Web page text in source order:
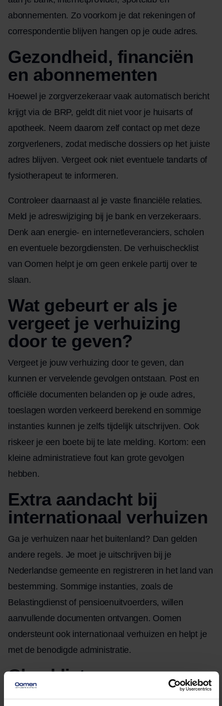
abonnementen. Zo voorkom je dat rekeningen of
correspondentie blijven hangen op je oude adres.
Gezondheid, financiën
en abonnementen
Hoewel je zorgverzekeraar vaak automatisch bericht
krijgt via de BRP, geldt dit niet voor je huisarts of
apotheek. Neem daarom zelf contact op met deze
zorgverleners, zodat medische dossiers op het juiste
adres blijven. Vergeet ook niet eventuele tandarts of
fysiotherapeut te informeren.
Controleer daarnaast al je vaste financiële relaties.
Meld je adreswijziging bij je bank en verzekeraars.
Denk aan energie- en internetleveranciers, scholen
en eventuele bezorgdiensten. De verhuischecklist
van Oomen helpt je om geen enkele partij over te
slaan.
Wat gebeurt er als je
vergeet je verhuizing
door te geven?
Vergeet je jouw verhuizing door te geven, dan
kunnen er vervelende gevolgen ontstaan. Post en
officiële documenten belanden op je oude adres,
toeslagen worden verkeerd berekend en sommige
instanties kunnen je zelfs tijdelijk uitschrijven. Ook
riskeer je een boete bij te late melding. Kortom: een
kleine administratieve fout kan grote gevolgen
hebben.
Extra aandacht bij
internationaal verhuizen
Ga je verhuizen naar het buitenland? Dan gelden
andere regels. Je moet je uitschrijven bij je
Nederlandse gemeente en registreren in het land van
bestemming. Sommige instanties, zoals de
Belastingdienst of pensioenuitvoerders, willen
aanvullende documenten ontvangen. Oomen
ondersteunt ook internationaal verhuizen en helpt je
met de benodigde administratie.
Checklist voor een
zorgeloze verhuizing